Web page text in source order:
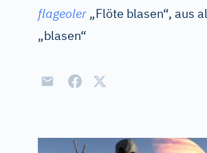
flageoler „Flöte blasen“, aus
„blasen“